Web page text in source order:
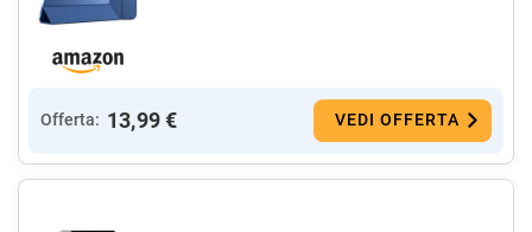
Offerta: 13,99 € VEDI OFFERTA